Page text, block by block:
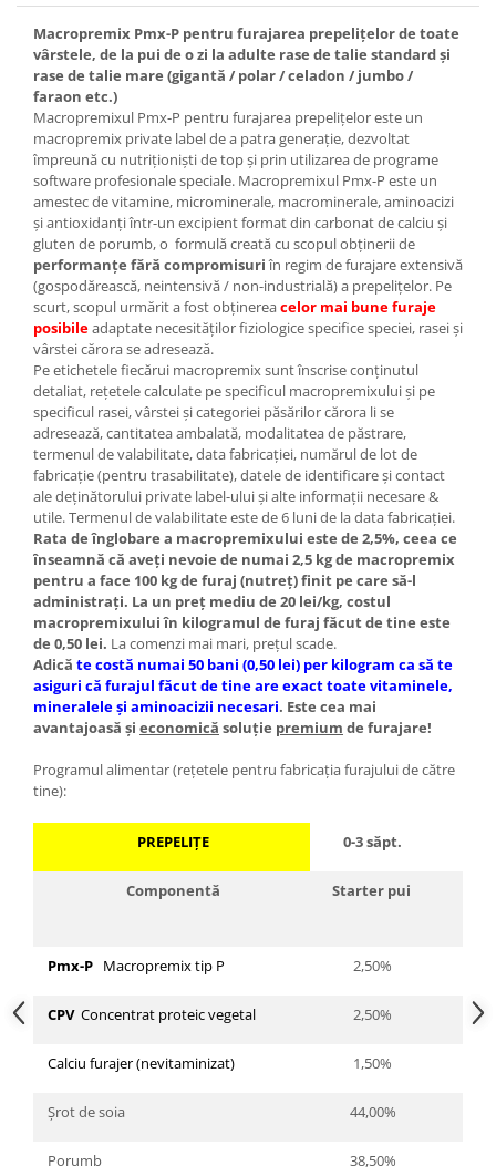
Macropremix Pmx-P pentru furajarea prepeliţelor de toate
vârstele, de la pui de o zi la adulte rase de talie standard şi
rase de talie mare (gigantă / polar / celadon / jumbo /
faraon etc.)
Macropremixul Pmx-P pentru furajarea prepeliţelor este un
macropremix private label de a patra generaţie, dezvoltat
împreună cu nutriţionişti de top şi prin utilizarea de programe
software profesionale speciale. Macropremixul Pmx-P este un
amestec de vitamine, microminerale, macrominerale, aminoacizi
şi antioxidanţi într-un excipient format din carbonat de calciu şi
gluten de porumb, o formulă creată cu scopul obţinerii de
performanţe fără compromisuriîn regim de furajare extensivă
(gospodărească, neintensivă / non-industrială) a prepeliţelor. Pe
scurt, scopul urmărit a fost obţinereacelor mai bune furaje
posibileadaptate necesităţilor fiziologice specifice speciei, rasei şi
vârstei cărora se adresează.
Pe etichetele fiecărui macropremix sunt înscrise conţinutul
detaliat, reţetele calculate pe specificul macropremixului şi pe
specificul rasei, vârstei şi categoriei păsărilor cărora li se
adresează, cantitatea ambalată, modalitatea de păstrare,
termenul de valabilitate, data fabricaţiei, numărul de lot de
fabricaţie (pentru trasabilitate), datele de identificare şi contact
ale deţinătorului private label-ului şi alte informaţii necesare &
utile. Termenul de valabilitate este de 6 luni de la data fabricaţiei.
Rata de înglobare a macropremixului este de 2,5%, ceea ce
înseamnă că aveţi nevoie de numai 2,5 kg de macropremix
pentru a face 100 kg de furaj (nutreţ) finit pe care să-l
administraţi. La un preţ mediu de 20 lei/kg, costul
macropremixului în kilogramul de furaj făcut de tine este
de 0,50 lei. La comenzi mai mari, preţul scade.
Adică te costă numai 50 bani (0,50 lei) per kilogram ca să te
asiguri că furajul făcut de tine are exact toate vitaminele,
mineralele şi aminoacizii necesari. Este cea mai
avantajoasă şi economică soluţie premium de furajare!
Programul alimentar (reţetele pentru fabricaţia furajului de către
tine):
PREPELIŢE 0-3 săpt.
Componentă Starter pui
Pmx-P Macropremix tip P 2,50%
CPVConcentrat proteic vegetal 2,50%
Calciu furajer (nevitaminizat) 1,50%
Şrot de soia 44,00%
Porumb 38,50%